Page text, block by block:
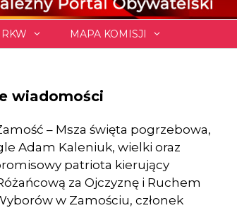
MAPA KOMISJI
wiadomości
– Msza święta pogrzebowa,
Adam Kaleniuk, wielki oraz
patriota kierujący
za Ojczyznę i Ruchem
w Zamościu, członek